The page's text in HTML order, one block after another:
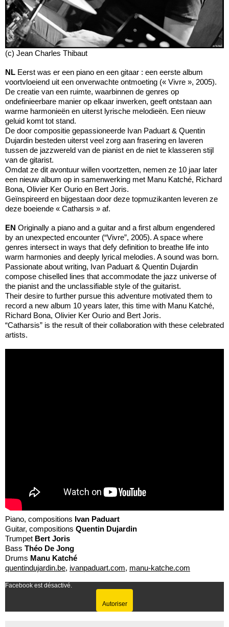
(c) Jean Charles Thibaut
NL Eerst was er een piano en een gitaar : een eerste album
voortvloeiend uit een onverwachte ontmoeting (« Vivre », 2005).
De creatie van een ruimte, waarbinnen de genres op
ondefinieerbare manier op elkaar inwerken, geeft ontstaan aan
warme harmonieën en uiterst lyrische melodieën. Een nieuw
geluid komt tot stand.
De door compositie gepassioneerde Ivan Paduart & Quentin
Dujardin besteden uiterst veel zorg aan frasering en laveren
tussen de jazzwereld van de pianist en de niet te klasseren stijl
van de gitarist.
Omdat ze dit avontuur willen voortzetten, nemen ze 10 jaar later
een nieuw album op in samenwerking met Manu Katché, Richard
Bona, Olivier Ker Ourio en Bert Joris.
Geïnspireerd en bijgestaan door deze topmuzikanten leveren ze
deze boeiende « Catharsis » af.
EN Originally a piano and a guitar and a first album engendered
by an unexpected encounter (“Vivre”, 2005). A space where
genres intersect in ways that defy definition to breathe life into
warm harmonies and deeply lyrical melodies. A sound was born.
Passionate about writing, Ivan Paduart & Quentin Dujardin
compose chiselled lines that accommodate the jazz universe of
the pianist and the unclassifiable style of the guitarist.
Their desire to further pursue this adventure motivated them to
record a new album 10 years later, this time with Manu Katché,
Richard Bona, Olivier Ker Ourio and Bert Joris.
“Catharsis” is the result of their collaboration with these celebrated
artists.
Piano, compositions Ivan Paduart
Guitar, compositions Quentin Dujardin
Trumpet Bert Joris
Bass Théo De Jong
Drums Manu Katché
quentindujardin.be, ivanpaduart.com, manu-katche.com
Facebook est désactivé.
Autoriser